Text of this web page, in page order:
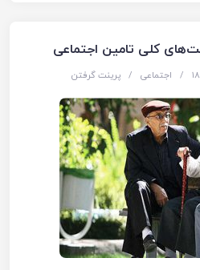
کلی تامین اجتماعی
/ اجتماعی / پرینت گرفتن